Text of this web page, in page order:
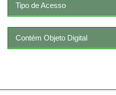
Tipo de Acesso
Contém Objeto Digital